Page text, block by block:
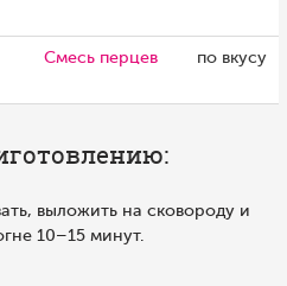
Смесь перцев по вкусу
выложить на сковороду и
10–15 минут.